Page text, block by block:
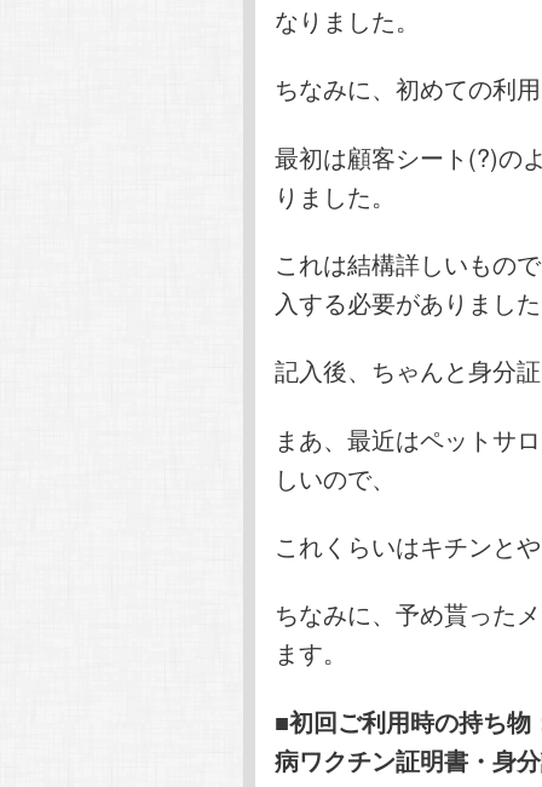
なりました。
ちなみに、初めての利
最初は顧客シート(?)の
りました。
これは結構詳しいもの
入する必要がありまし
記入後、ちゃんと身分
まあ、最近はペットサ
しいので、
これくらいはキチンと
ちなみに、予め貰った
ます。
■初回ご利用時の持ち
病ワクチン証明書・身